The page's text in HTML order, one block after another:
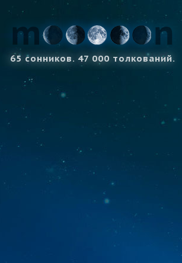
65 сонников. 47 000 толкований.